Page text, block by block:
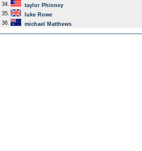
34.
taylor Phinney
35.
luke Rowe
36.
michael Matthews